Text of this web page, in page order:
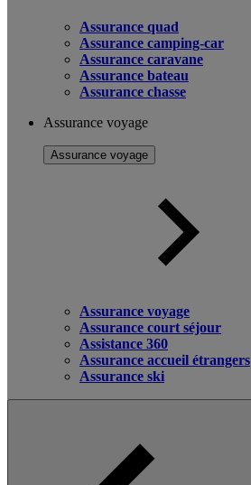
Assurance quad
Assurance camping-car
Assurance caravane
Assurance bateau
Assurance chasse
Assurance voyage
Assurance voyage
Assurance voyage
Assurance court séjour
Assistance 360
Assurance accueil étrangers
Assurance ski